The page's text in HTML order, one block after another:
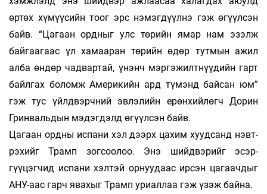
өртөх хүмүүсийн тоог эрс нэмэгдүүлнэ гэж өгүүлсэн
байв. “Цагаан ордныг улс төрийн ямар нам эзэлж
байгаагаас үл хамааран төрийн өдөр тутмын ажил
алба өндөр чадвартай, үнэнч мэргэжилтнүүдийн гарт
байлгах боломж Аме­рикийн ард түмэнд байсан юм”
гэж тус үйлд­вэрчний эвлэлийн ерөнхийлөгч Дорин
Грин­вальдын мэдэгдэлд өгүүлсэн байв.
Цагаан ордны испани хэл дээрх цахим хууд­санд нэвт­
рэхийг Трамп зогсоолоо. Энэ шийд­вэрийг эсэр­
гүүцэгчид испани хэлтэй орнуудаас ирсэн ца­гаач­дыг
АНУ-аас гарч явахыг Трамп уриаллаа гэж үзэж байна.